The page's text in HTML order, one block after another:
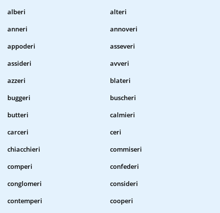
alberi
alteri
anneri
annoveri
appoderi
asseveri
assideri
avveri
azzeri
blateri
buggeri
buscheri
butteri
calmieri
carceri
ceri
chiacchieri
commiseri
comperi
confederi
conglomeri
consideri
contemperi
cooperi